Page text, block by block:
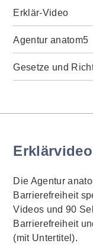
Erklär-Video
Agentur anatom5
Gesetze und
Die Agentur
Barrierefreiheit
Videos und 90
Barrierefreiheit
(mit Untertitel).